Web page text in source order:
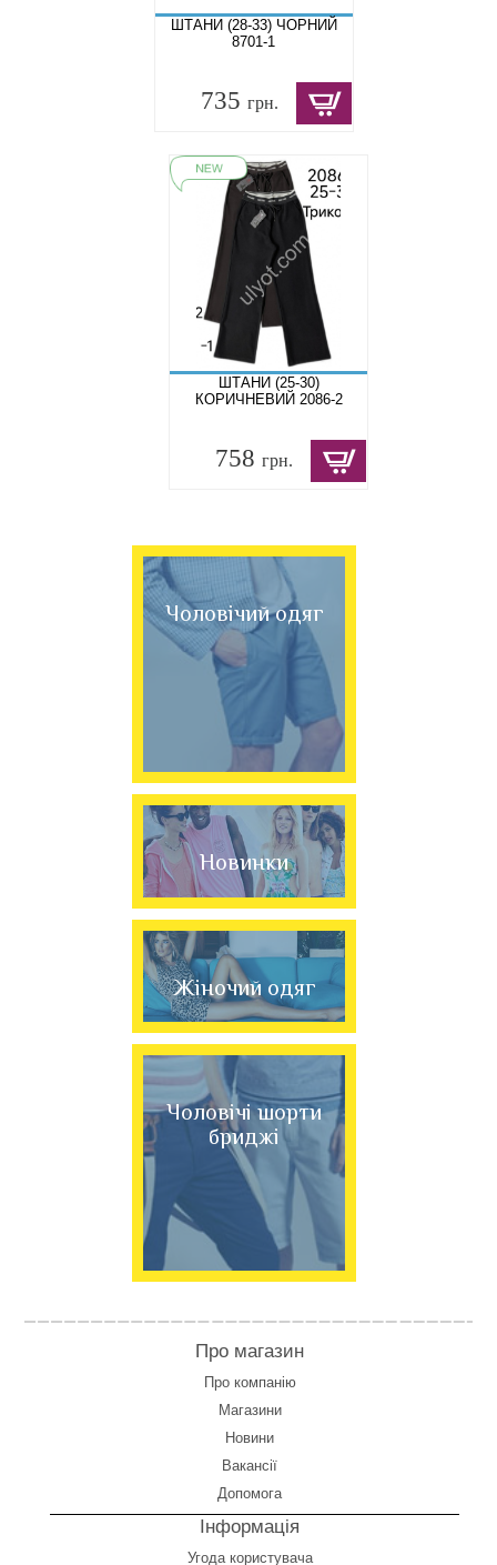
ШТАНИ (28-33) ЧОРНИЙ
8701-1
735 грн.
ШТАНИ (25-30)
КОРИЧНЕВИЙ 2086-2
758 грн.
Чоловічий одяг
Новинки
Жіночий одяг
Чоловічі шорти
бриджі
Про магазин
Про компанію
Магазини
Новини
Вакансії
Допомога
Інформація
Угода користувача